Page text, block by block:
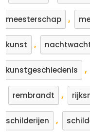
meesterschap ,
kunst ,
kunstgeschiedenis ,
rembrandt ,
schilderijen ,